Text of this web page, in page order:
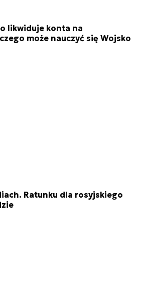
likwiduje konta na
może nauczyć się Wojsko
Ratunku dla rosyjskiego